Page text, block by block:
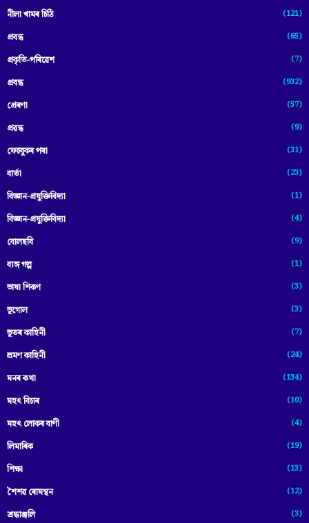
নীলা খামৰ চিঠি (121)
প্রবন্ধ (65)
প্ৰকৃতি-পৰিৱেশ (7)
প্ৰবন্ধ (932)
প্ৰেৰণা (57)
প্ৰৱন্ধ (9)
ফেচবুকৰ পৰা (31)
বাৰ্তা (23)
বিজ্ঞান-প্রযুক্তিবিদ্যা (1)
বিজ্ঞান-প্ৰযুক্তিবিদ্যা (4)
বোলছবি (9)
ব্যঙ্গ গল্প (1)
ভাষা শিকণ (3)
ভূগোল (3)
ভূতৰ কাহিনী (7)
ভ্ৰমণ কাহিনী (24)
মনৰ কথা (134)
মহৎ বিচাৰ (10)
মহৎ লোকৰ বাণী (4)
লিমাৰিক (19)
শিক্ষা (13)
শৈশৱ ৰোমন্থন (12)
শ্ৰদ্ধাঞ্জলি (3)